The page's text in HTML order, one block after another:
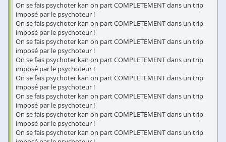
On se fais psychoter kan on part COMPLETEMENT dans un trip
imposé par le psychoteur !
On se fais psychoter kan on part COMPLETEMENT dans un trip
imposé par le psychoteur !
On se fais psychoter kan on part COMPLETEMENT dans un trip
imposé par le psychoteur !
On se fais psychoter kan on part COMPLETEMENT dans un trip
imposé par le psychoteur !
On se fais psychoter kan on part COMPLETEMENT dans un trip
imposé par le psychoteur !
On se fais psychoter kan on part COMPLETEMENT dans un trip
imposé par le psychoteur !
On se fais psychoter kan on part COMPLETEMENT dans un trip
imposé par le psychoteur !
On se fais psychoter kan on part COMPLETEMENT dans un trip